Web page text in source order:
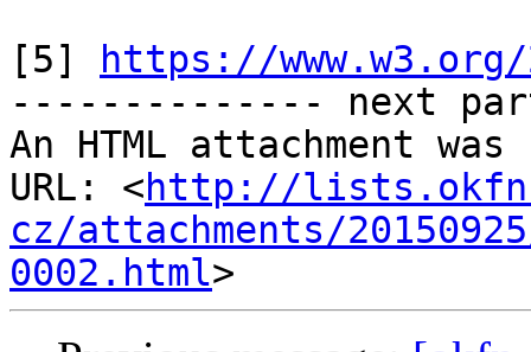
[5]
https://
-------------- next
An HTML attachment
URL: <http://
cz/attachments/
0002.html